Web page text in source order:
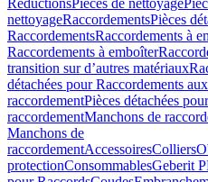
RéductionsPièces de nettoyage
nettoyageRaccordementsPièces
RaccordementsRaccordements à
Raccordements à emboîter
transition sur d’autres matériaux
détachées pour Raccordements
raccordementPièces détachées
raccordementManchons de
Manchons de
raccordementAccessoiresColliers
protectionConsommablesGeberit